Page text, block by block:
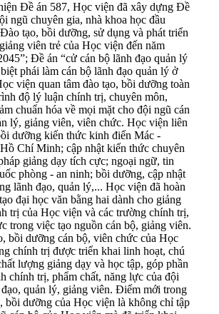
Đề án 587, Học viện đã xây dựng Đề
ngũ chuyên gia, nhà khoa học đầu
tạo, bồi dưỡng, sử dụng và phát triển
viên trẻ của Học viện đến năm
Đề án “cử cán bộ lãnh đạo quản lý
phái làm cán bộ lãnh đạo quản lý ở
viện quan tâm đào tạo, bồi dưỡng toàn
độ lý luận chính trị, chuyên môn,
chuẩn hóa về mọi mặt cho đội ngũ cán
lý, giảng viên, viên chức. Học viện liên
dưỡng kiến thức kinh điển Mác -
Chí Minh; cập nhật kiến thức chuyên
giảng dạy tích cực; ngoại ngữ, tin
phòng - an ninh; bồi dưỡng, cập nhật
lãnh đạo, quản lý,... Học viện đã hoàn
đại học văn bằng hai dành cho giảng
trị của Học viện và các trường chính trị,
trong việc tạo nguồn cán bộ, giảng viên.
bồi dưỡng cán bộ, viên chức của Học
chính trị được triển khai linh hoạt, chú
lượng giảng dạy và học tập, góp phần
chính trị, phẩm chất, năng lực của đội
quản lý, giảng viên. Điểm mới trong
bồi dưỡng của Học viện là không chỉ tập